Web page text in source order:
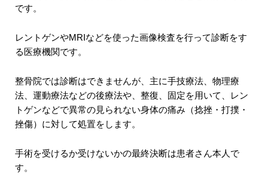
です。
レントゲンやMRIなどを使った画像検査を行って診断をす
る医療機関です。
整骨院では診断はできませんが、主に手技療法、物理療
法、運動療法などの後療法や、整復、固定を用いて、レン
トゲンなどで異常の見られない身体の痛み（捻挫・打撲・
挫傷）に対して処置をします。
手術を受けるか受けないかの最終決断は患者さん本人で
す。